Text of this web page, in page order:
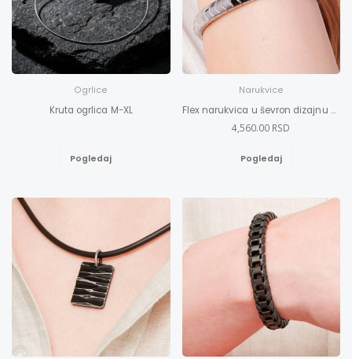
Ogrlice
Kruta ogrlica M-XL
Pogledaj
Narukvice
Flex narukvica u ševron dizajnu XXL
4,560.00 RSD
Pogledaj